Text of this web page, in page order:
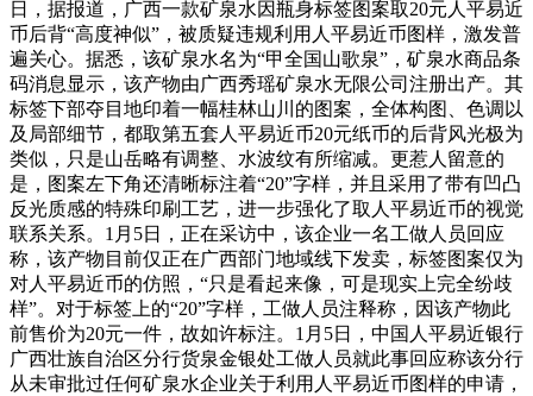
日，据报道，广西一款矿泉水因瓶身标签图案取20元人平易近
币后背“高度神似”，被质疑违规利用人平易近币图样，激发普
遍关心。据悉，该矿泉水名为“甲全国山歌泉”，矿泉水商品条
码消息显示，该产物由广西秀瑶矿泉水无限公司注册出产。其
标签下部夺目地印着一幅桂林山川的图案，全体构图、色调以
及局部细节，都取第五套人平易近币20元纸币的后背风光极为
类似，只是山岳略有调整、水波纹有所缩减。更惹人留意的
是，图案左下角还清晰标注着“20”字样，并且采用了带有凹凸
反光质感的特殊印刷工艺，进一步强化了取人平易近币的视觉
联系关系。1月5日，正在采访中，该企业一名工做人员回应
称，该产物目前仅正在广西部门地域线下发卖，标签图案仅为
对人平易近币的仿照，“只是看起来像，可是现实上完全纷歧
样”。对于标签上的“20”字样，工做人员注释称，因该产物此
前售价为20元一件，故如许标注。1月5日，中国人平易近银行
广西壮族自治区分行货泉金银处工做人员就此事回应称该分行
从未审批过任何矿泉水企业关于利用人平易近币图样的申请，